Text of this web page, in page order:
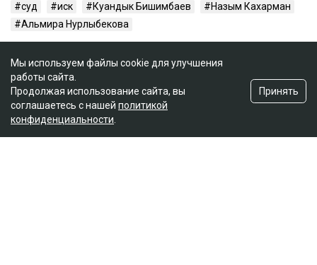
суд иск Куандык Бишимбаев
Назым Кахарман
Альмира Нурлыбекова
Мы используем файлы cookie для улучшения
работы сайта.
Продолжая использование сайта, вы
соглашаетесь с нашей политикой
конфиденциальности
Принять